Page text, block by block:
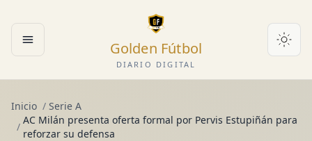
Abrir menú Golden Fútbol
DIARIO DIGITAL
Inicio / Serie A
/
AC Milán presenta oferta formal por Pervis Estupiñán para
reforzar su defensa